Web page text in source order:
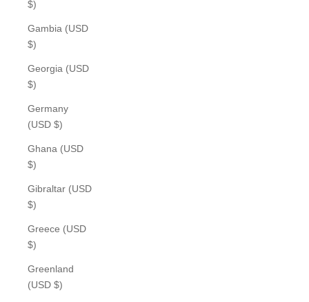
$)
Gambia (USD
$)
Georgia (USD
$)
Germany
(USD $)
Ghana (USD
$)
Gibraltar (USD
$)
Greece (USD
$)
Greenland
(USD $)